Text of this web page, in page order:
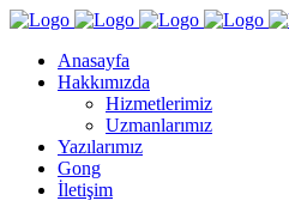
Anasayfa
Hakkımızda
Hizmetlerimiz
Uzmanlarımız
Yazılarımız
Gong
İletişim